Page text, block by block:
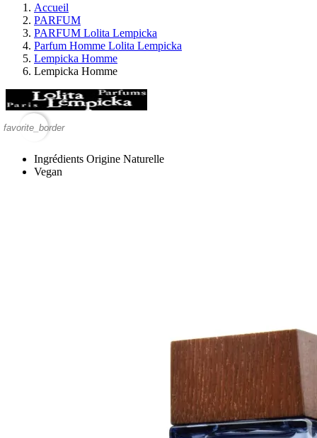
Accueil
PARFUM
PARFUM Lolita Lempicka
Parfum Homme Lolita Lempicka
Lempicka Homme
Lempicka Homme
favorite_border
Ingrédients Origine Naturelle
Vegan